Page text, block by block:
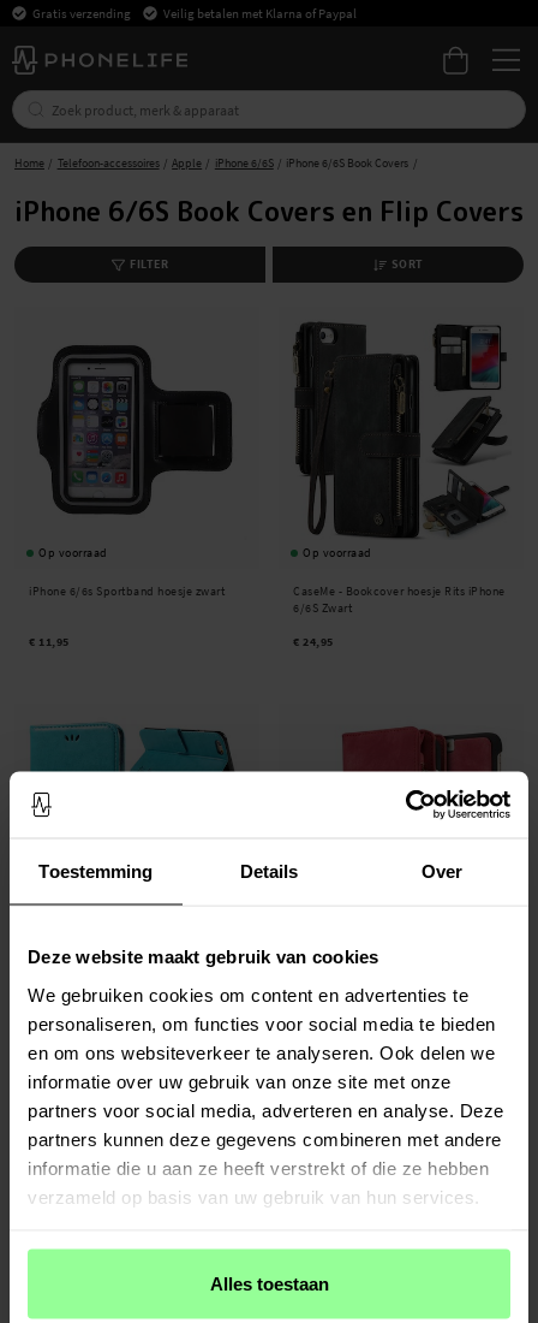
Toestemming Details Over
Deze website maakt gebruik van cookies
We gebruiken cookies om content en advertenties te
personaliseren, om functies voor social media te bieden
en om ons websiteverkeer te analyseren. Ook delen we
informatie over uw gebruik van onze site met onze
partners voor social media, adverteren en analyse. Deze
partners kunnen deze gegevens combineren met andere
informatie die u aan ze heeft verstrekt of die ze hebben
verzameld op basis van uw gebruik van hun services.
Alles toestaan
Gratis verzending Veilig betalen met Klarna of Paypal
Home Telefoon-accessoires Apple iPhone 6/6S iPhone 6/6S Book Covers
iPhone 6/6S Book Covers en Flip Covers
FILTER SORT
Op voorraad
iPhone 6/6s Sportband hoesje zwart
€ 11,95
Op voorraad
CaseMe - Bookcover hoesje Rits iPhone
6/6S Zwart
€ 24,95
Op voorraad
iPhone 6/6S Leren vlinderhoesje Blauw
€ 15,95
Op voorraad
CaseMe -
Multi-slot Hoesje iPhone 6/6S
Rood